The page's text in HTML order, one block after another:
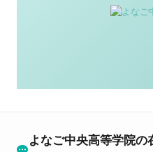
よなご中央高等学院の